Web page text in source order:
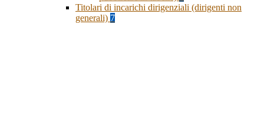
Titolari di incarichi dirigenziali (dirigenti non
generali) 7